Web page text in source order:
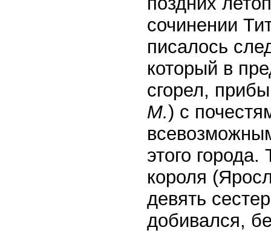
сочинении
писалось
который в
сгорел,
М.) с
этого
короля
девять
добивался,